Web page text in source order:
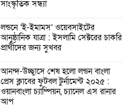
সাংস্কৃতিক সন্ধ্যা
লন্ডনে ‘ই-ইমামস’ ওয়েবসাইটের
আনুষ্ঠানিক যাত্রা : ইসলামি সেক্টরের চাকরি
প্রার্থীদের জন্য সুখবর
আনন্দ-উচ্ছ্বাসে শেষ হলো লন্ডন বাংলা
প্রেস ক্লাবের ফুটবল টুর্নামেন্ট ২০২৫ :
ওয়ানবাংলা চ্যাম্পিয়ন, চ্যানেল এস রানার
আপ